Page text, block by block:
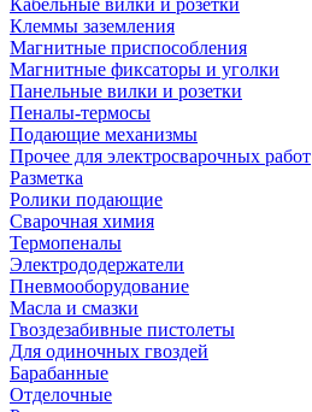
Кабельные вилки и розетки
Клеммы заземления
Магнитные приспособления
Магнитные фиксаторы и уголки
Панельные вилки и розетки
Пеналы-термосы
Подающие механизмы
Прочее для электросварочных работ
Разметка
Ролики подающие
Сварочная химия
Термопеналы
Электрододержатели
Пневмооборудование
Масла и смазки
Гвоздезабивные пистолеты
Для одиночных гвоздей
Барабанные
Отделочные